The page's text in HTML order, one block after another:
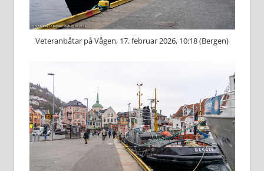
Veteranbåtar på Vågen, 17. februar 2026, 10:18 (Bergen)